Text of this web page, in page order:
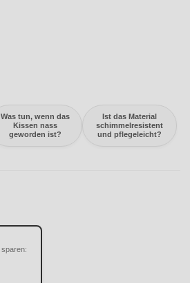
Was tun, wenn das
Kissen nass
geworden ist?
Ist das Material
schimmelresistent
und pflegeleicht?
sparen: